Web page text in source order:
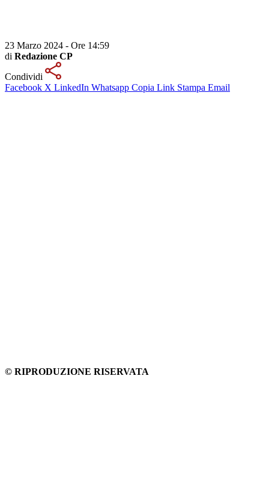
23 Marzo 2024 - Ore 14:59
di Redazione CP
Condividi
Facebook X LinkedIn Whatsapp Copia Link Stampa Email
© RIPRODUZIONE RISERVATA